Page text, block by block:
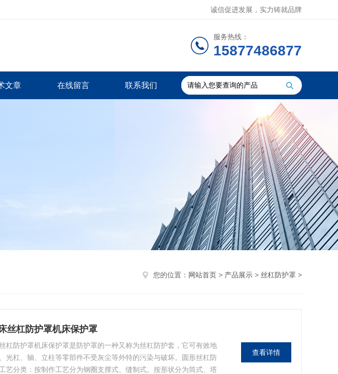
诚信促进发展，实力铸就品牌
服务热线：
15877486877
文章 在线留言 联系我们
您的位置： 网站首页 > 产品展示 > 丝杠防护罩 >
丝杠防护罩机床保护罩
杠防护罩机床保护罩是防护罩的一种又称为丝杠防护套，它可有效地
光杠、轴、立柱等零部件不受灰尘等外特的污染与破坏。圆形丝杠防
艺分类：按制作工艺分为钢圈支撑式、缝制式。按形状分为筒式、塔
查看详情